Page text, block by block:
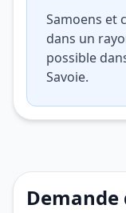
Samoens et
dans un
possible
Savoie.